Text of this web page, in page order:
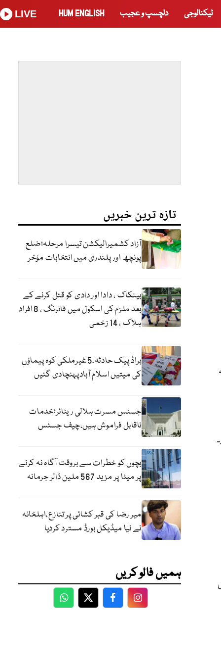
ٹیکنالوجی دلچسپ و عجیب HUM ENGLISH
LIVE
تازہ ترین خبریں
آزاد کشمیرالیکشن تیسرا مرحلہ؛ضلع
پونچھ اور پلندری میں انتخابات مؤخر
بینکاک ، دادا اور دادی کو قتل کرنے کے
بعد ملزم کی اسکول میں فائرنگ ، 8 افراد
ہلاک ، 14 زخمی
براڈ پیک حادثہ،5غیرملکی کوہ پیماؤں
کی میتیں اسلام آبادپہنچادی گئیں
جسٹس مسرت ہلالی ریٹائر؛خدمات
ناقابل فراموش ہیں،چیف جسٹس
بچوں کو خطرات سے بروقت آگاہ نہ کرنے
پر میٹا پر مزید 567 ملین ڈالر جرمانہ
میر رضا کی قبر کشائی پر تنازع،اہلخانہ
نے نیا میڈیکل بورڈ مسترد کردیا
ہمیں فالو کریں
WhatsApp
TwitterFacebookFacebook